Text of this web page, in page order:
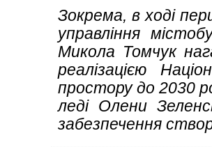
Зокрема, в ході
управління
Микола Томчук
реалізацією
простору до 2030
леді Олени
забезпечення